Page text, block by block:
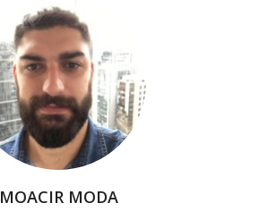
MOACIR MODA